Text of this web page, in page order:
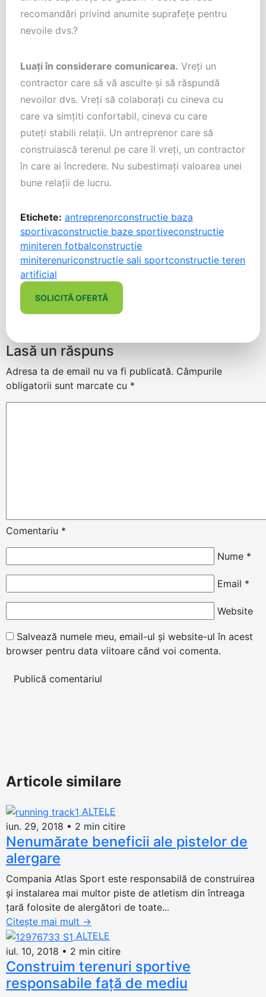
recomandări privind anumite suprafețe pentru
nevoile dvs.?
Luați în considerare comunicarea. Vreți un
contractor care să vă asculte și să răspundă
nevoilor dvs. Vreți să colaborați cu cineva cu
care va simțiti confortabil, cineva cu care
puteți stabili relații. Un antreprenor care să
construiască terenul pe care îl vreți, un contractor
în care ai încredere. Nu subestimați valoarea unei
bune relații de lucru.
Etichete: antreprenorconstructie baza
sportivaconstructie baze sportiveconstructie
miniteren fotbalconstructie
miniterenuriconstructie sali sportconstructie teren
artificial
SOLICITĂ OFERTĂ
Lasă un răspuns
Adresa ta de email nu va fi publicată. Câmpurile
obligatorii sunt marcate cu *
Comentariu *
Nume *
Email *
Website
Salvează numele meu, email-ul și website-ul în acest
browser pentru data viitoare când voi comenta.
Articole similare
ALTELE
iun. 29, 2018 • 2 min citire
Nenumărate beneficii ale pistelor de
alergare
Compania Atlas Sport este responsabilă de construirea
și instalarea mai multor piste de atletism din întreaga
țară folosite de alergători de toate...
Citește mai mult →
ALTELE
iul. 10, 2018 • 2 min citire
Construim terenuri sportive
responsabile față de mediu